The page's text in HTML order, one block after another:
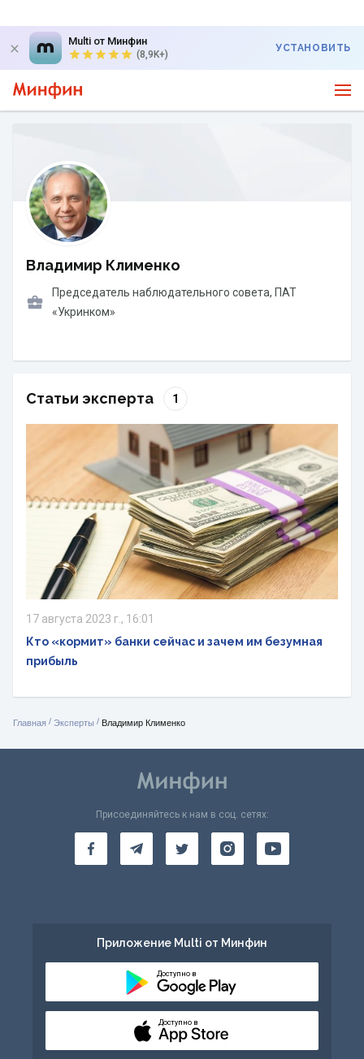
Multi от Минфин
(8,9K+)
УСТАНОВИТЬ
Владимир Клименко
Председатель наблюдательного совета, ПАТ
«Укринком»
Статьи эксперта 1
17 августа 2023 г., 16:01
Кто «кормит» банки сейчас и зачем им безумная
прибыль
Главная / Эксперты / Владимир Клименко
Присоединяйтесь к нам в соц. сетях:
Приложение Multi от Минфин
Доступно в
Доступно в